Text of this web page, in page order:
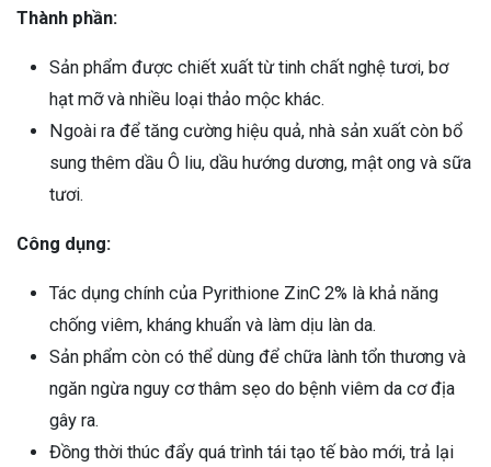
Thành phần:
Sản phẩm được chiết xuất từ tinh chất nghệ tươi, bơ
hạt mỡ và nhiều loại thảo mộc khác.
Ngoài ra để tăng cường hiệu quả, nhà sản xuất còn bổ
sung thêm dầu Ô liu, dầu hướng dương, mật ong và sữa
tươi.
Công dụng:
Tác dụng chính của Pyrithione ZinC 2% là khả năng
chống viêm, kháng khuẩn và làm dịu làn da.
Sản phẩm còn có thể dùng để chữa lành tổn thương và
ngăn ngừa nguy cơ thâm sẹo do bệnh viêm da cơ địa
gây ra.
Đồng thời thúc đẩy quá trình tái tạo tế bào mới, trả lại